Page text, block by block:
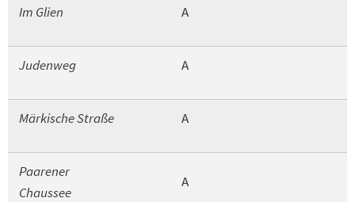
Im Glien A
Judenweg A
Märkische Straße A
Paarener
Chaussee
A